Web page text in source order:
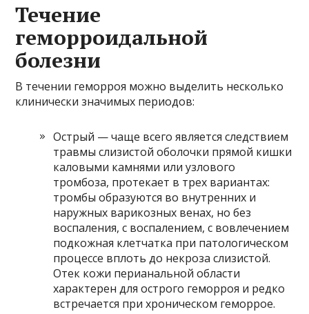
Течение
геморроидальной
болезни
В течении геморроя можно выделить несколько
клинически значимых периодов:
Острый — чаще всего является следствием
травмы слизистой оболочки прямой кишки
каловыми камнями или узлового
тромбоза, протекает в трех вариантах:
тромбы образуются во внутренних и
наружных варикозных венах, но без
воспаления, с воспалением, с вовлечением
подкожная клетчатка при патологическом
процессе вплоть до некроза слизистой.
Отек кожи перианальной области
характерен для острого геморроя и редко
встречается при хроническом геморрое.